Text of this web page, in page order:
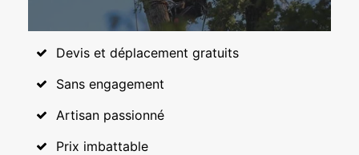
Devis et déplacement gratuits
Sans engagement
Artisan passionné
Prix imbattable